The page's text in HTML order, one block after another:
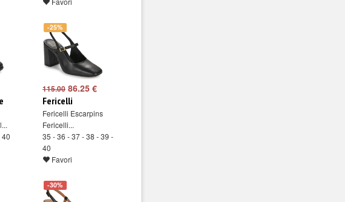
-25%
115.00 86.25 €
Fericelli
Fericelli Escarpins
Fericelli...
35 - 36 - 37 - 38 - 39 -
40
Favori
-30%